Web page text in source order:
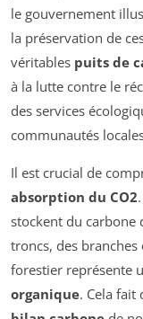
le gouvernement
la préservation de
véritables puits de
à la lutte contre le
des services
communautés
Il est crucial de
absorption du CO2
stockent du carbone
troncs, des
forestier représente
organique. Cela fait